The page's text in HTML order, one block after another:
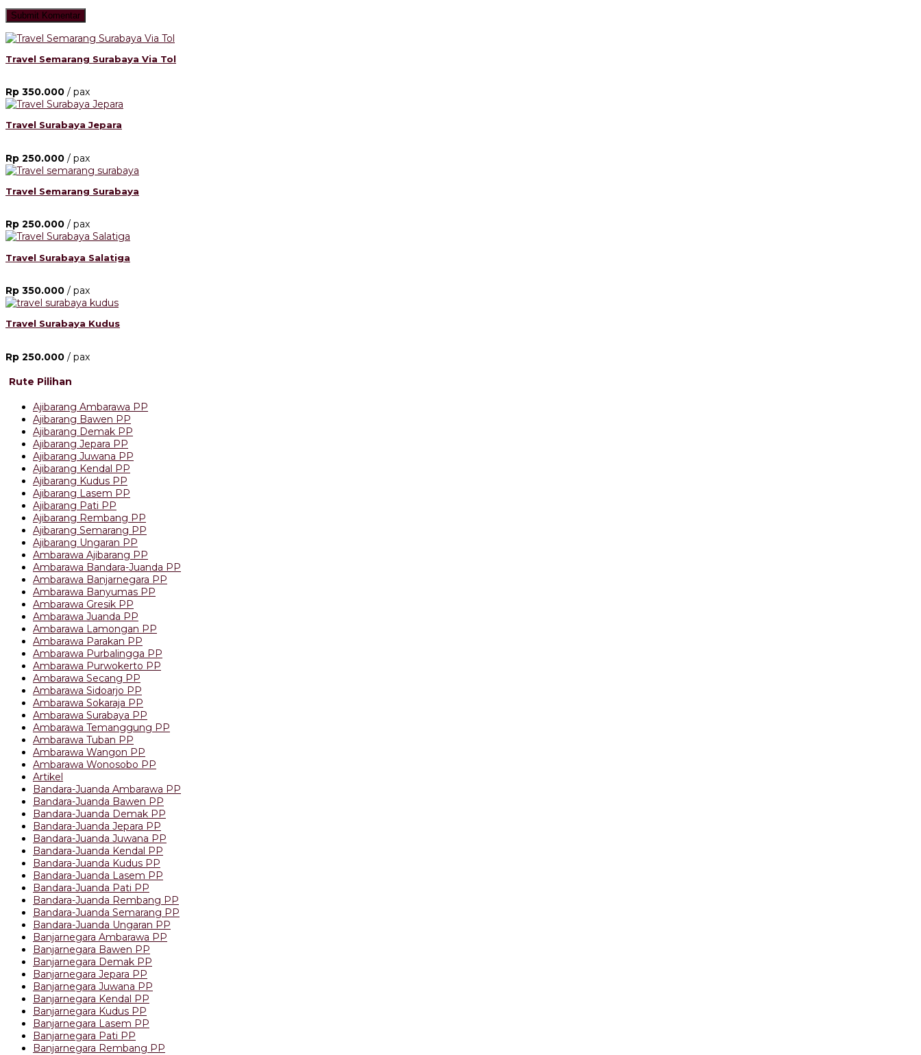
Travel Semarang Surabaya Via Tol
Rp 350.000 / pax
Travel Surabaya Jepara
Rp 250.000 / pax
Travel Semarang Surabaya
Rp 250.000 / pax
Travel Surabaya Salatiga
Rp 350.000 / pax
Travel Surabaya Kudus
Rp 250.000 / pax
Rute Pilihan
Ajibarang Ambarawa PP
Ajibarang Bawen PP
Ajibarang Demak PP
Ajibarang Jepara PP
Ajibarang Juwana PP
Ajibarang Kendal PP
Ajibarang Kudus PP
Ajibarang Lasem PP
Ajibarang Pati PP
Ajibarang Rembang PP
Ajibarang Semarang PP
Ajibarang Ungaran PP
Ambarawa Ajibarang PP
Ambarawa Bandara-Juanda PP
Ambarawa Banjarnegara PP
Ambarawa Banyumas PP
Ambarawa Gresik PP
Ambarawa Juanda PP
Ambarawa Lamongan PP
Ambarawa Parakan PP
Ambarawa Purbalingga PP
Ambarawa Purwokerto PP
Ambarawa Secang PP
Ambarawa Sidoarjo PP
Ambarawa Sokaraja PP
Ambarawa Surabaya PP
Ambarawa Temanggung PP
Ambarawa Tuban PP
Ambarawa Wangon PP
Ambarawa Wonosobo PP
Artikel
Bandara-Juanda Ambarawa PP
Bandara-Juanda Bawen PP
Bandara-Juanda Demak PP
Bandara-Juanda Jepara PP
Bandara-Juanda Juwana PP
Bandara-Juanda Kendal PP
Bandara-Juanda Kudus PP
Bandara-Juanda Lasem PP
Bandara-Juanda Pati PP
Bandara-Juanda Rembang PP
Bandara-Juanda Semarang PP
Bandara-Juanda Ungaran PP
Banjarnegara Ambarawa PP
Banjarnegara Bawen PP
Banjarnegara Demak PP
Banjarnegara Jepara PP
Banjarnegara Juwana PP
Banjarnegara Kendal PP
Banjarnegara Kudus PP
Banjarnegara Lasem PP
Banjarnegara Pati PP
Banjarnegara Rembang PP